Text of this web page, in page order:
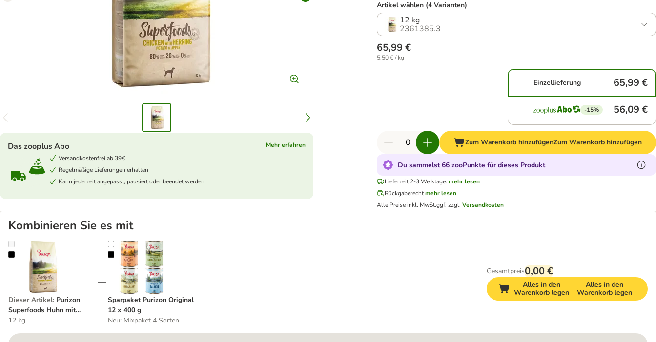
Das zooplus Abo
Mehr erfahren
Versandkostenfrei ab 39€
Regelmäßige Lieferungen erhalten
Kann jederzeit angepasst, pausiert oder beendet werden
Artikel wählen (4 Varianten)
12 kg
2361385.3
65,99 €
5,50 € / kg
Einzellieferung 65,99 €
-15% 56,09 €
Zum Warenkorb hinzufügenZum Warenkorb hinzufügen
Du sammelst 66 zooPunkte für dieses Produkt
Lieferzeit 2-3 Werktage. mehr lesen
Rückgaberechtmehr lesen
Alle Preise inkl. MwSt.ggf. zzgl.Versandkosten
Kombinieren Sie es mit
Purizon Superfoods Huhn mit Hering, Kartoffeln und Äpfeln
Dieser Artikel: Purizon
Superfoods Huhn mit
Hering, Kartoffeln und
12 kg
Sparpaket Purizon Original 12 x 400 g
Sparpaket Purizon Original
12 x 400 g
Neu: Mixpaket 4 Sorten
Gesamtpreis0,00 €
Alles in den
Warenkorb legen
Alles in den
Warenkorb legen